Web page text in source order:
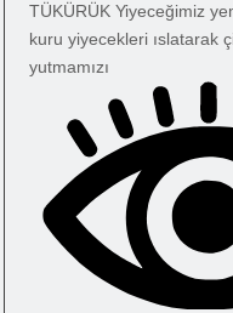
TÜKÜRÜK Yiyeceğimiz
kuru yiyecekleri ıslatarak
yutmamızı